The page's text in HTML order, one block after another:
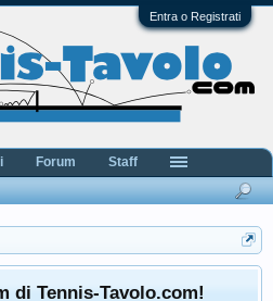
Entra o Registrati
di Tennis-Tavolo.com!
Forum Staff